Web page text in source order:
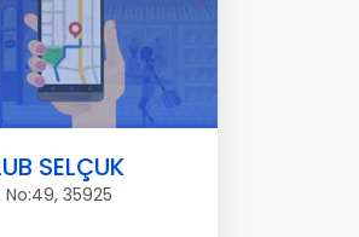
SELÇUK
35925